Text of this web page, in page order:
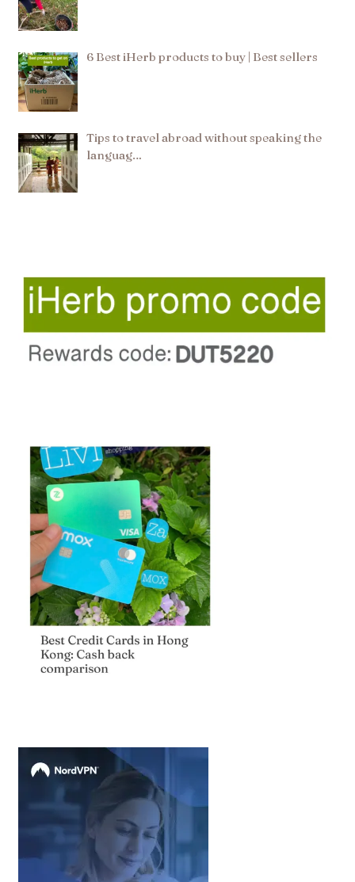
6 Best iHerb products to buy | Best sellers
Tips to travel abroad without speaking the
languag…